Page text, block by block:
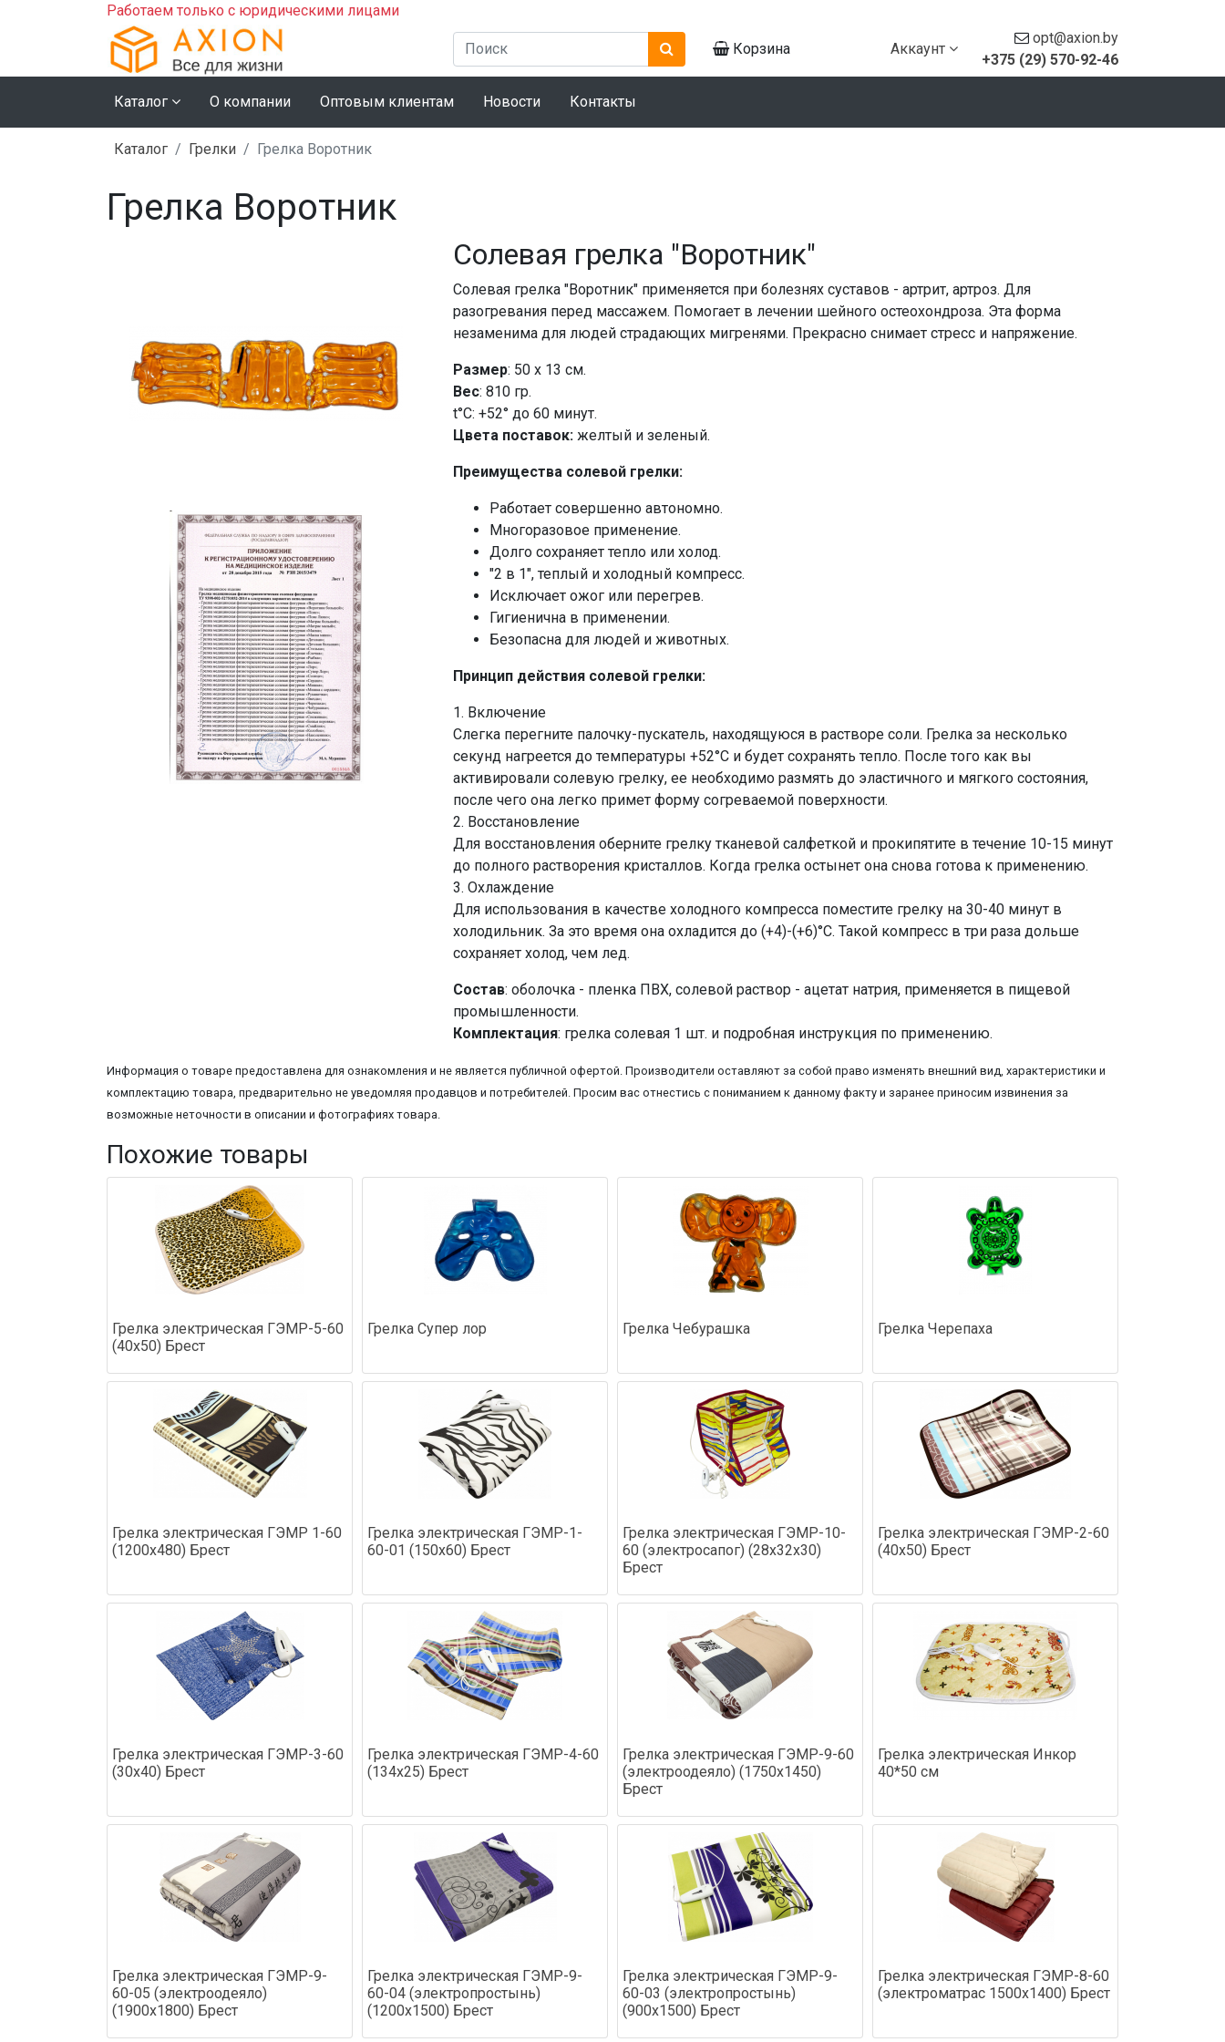
Работаем только с юридическими лицами
Корзина Аккаунт
opt@axion.by
+375 (29) 570-92-46
Каталог О компании Оптовым клиентам Новости Контакты
Каталог Грелки Грелка Воротник
Грелка Воротник
Солевая грелка "Воротник"
Солевая грелка "Воротник" применяется при болезнях суставов - артрит, артроз. Для
разогревания перед массажем. Помогает в лечении шейного остеохондроза. Эта форма
незаменима для людей страдающих мигренями. Прекрасно снимает стресс и напряжение.
Размер: 50 х 13 см.
Вес: 810 гр.
t°C: +52° до 60 минут.
Цвета поставок: желтый и зеленый.
Преимущества солевой грелки:
Работает совершенно автономно.
Многоразовое применение.
Долго сохраняет тепло или холод.
"2 в 1", теплый и холодный компресс.
Исключает ожог или перегрев.
Гигиенична в применении.
Безопасна для людей и животных.
Принцип действия солевой грелки:
1. Включение
Слегка перегните палочку-пускатель, находящуюся в растворе соли. Грелка за несколько
секунд нагреется до температуры +52°C и будет сохранять тепло. После того как вы
активировали солевую грелку, ее необходимо размять до эластичного и мягкого состояния,
после чего она легко примет форму согреваемой поверхности.
2. Восстановление
Для восстановления оберните грелку тканевой салфеткой и прокипятите в течение 10-15 минут
до полного растворения кристаллов. Когда грелка остынет она снова готова к применению.
3. Охлаждение
Для использования в качестве холодного компресса поместите грелку на 30-40 минут в
холодильник. За это время она охладится до (+4)-(+6)°C. Такой компресс в три раза дольше
сохраняет холод, чем лед.
Состав: оболочка - пленка ПВХ, солевой раствор - ацетат натрия, применяется в пищевой
промышленности.
Комплектация: грелка солевая 1 шт. и подробная инструкция по применению.
Информация о товаре предоставлена для ознакомления и не является публичной офертой. Производители оставляют за собой право изменять внешний вид, характеристики и
комплектацию товара, предварительно не уведомляя продавцов и потребителей. Просим вас отнестись с пониманием к данному факту и заранее приносим извинения за
возможные неточности в описании и фотографиях товара.
Похожие товары
Грелка электрическая ГЭМР-5-60
(40х50) Брест
Грелка Супер лор Грелка Чебурашка Грелка Черепаха
Грелка электрическая ГЭМР 1-60
(1200х480) Брест
Грелка электрическая ГЭМР-1-
60-01 (150х60) Брест
Грелка электрическая ГЭМР-10-
60 (электросапог) (28х32х30)
Брест
Грелка электрическая ГЭМР-2-60
(40х50) Брест
Грелка электрическая ГЭМР-3-60
(30х40) Брест
Грелка электрическая ГЭМР-4-60
(134х25) Брест
Грелка электрическая ГЭМР-9-60
(электроодеяло) (1750х1450)
Брест
Грелка электрическая Инкор
40*50 см
Грелка электрическая ГЭМР-9-
60-05 (электроодеяло)
(1900х1800) Брест
Грелка электрическая ГЭМР-9-
60-04 (электропростынь)
(1200х1500) Брест
Грелка электрическая ГЭМР-9-
60-03 (электропростынь)
(900х1500) Брест
Грелка электрическая ГЭМР-8-60
(электроматрас 1500х1400) Брест